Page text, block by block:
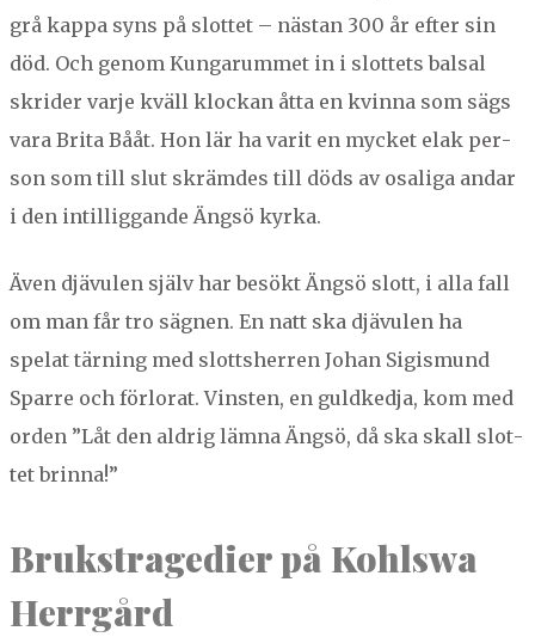
grå kap­pa syns på slot­tet – näs­tan 300 år efter sin
död. Och genom Kun­garum­met in i slot­tets bal­sal
skrid­er var­je kväll klock­an åtta en kvin­na som sägs
vara Bri­ta Bååt. Hon lär ha var­it en myck­et elak per­
son som till slut skrämdes till döds av osali­ga andar
i den intil­lig­gande Ängsö kyrka.
Även djävulen själv har besökt Ängsö slott, i alla fall
om man får tro säg­nen. En natt ska djävulen ha
spelat tärn­ing med slottsher­ren Johan Sigis­mund
Sparre och för­lorat. Vin­sten, en guld­ked­ja, kom med
orden ”Låt den aldrig läm­na Ängsö, då ska skall slot­
tet brinna!”
Bruk­stragedi­er på Kohlswa
Herrgård